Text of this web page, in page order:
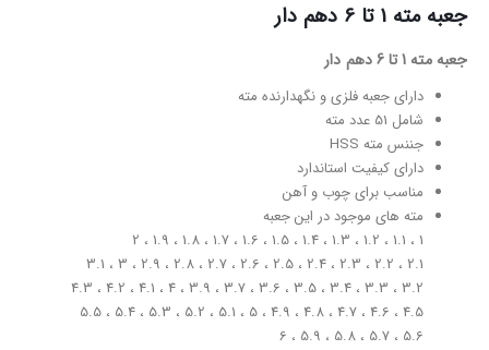
جعبه مته 1 تا 6 دهم دار
جعبه مته 1 تا 6 دهم دار
دارای جعبه فلزی و نگهدارنده مته
شامل 51 عدد مته
جننس مته HSS
دارای کیفیت استاندارد
مناسب برای چوب و آهن
مته های موجود در این جعبه
1 ، 1.1 ، 1.2 ، 1.3 ، 1.4 ، 1.5 ، 1.6 ، 1.7 ، 1.8 ، 1.9 ، 2
2.1 ، 2.2 ، 2.3 ، 2.4 ، 2.5 ، 2.6 ، 2.7 ، 2.8 ، 2.9 ، 3 ، 3.1
3.2 ، 3.3 ، 3.4 ، 3.5 ، 3.6 ، 3.7 ، 3.9 ، 4 ، 4.1 ، 4.2 ، 4.3
4.5 ، 4.6 ، 4.7 ، 4.8 ، 4.9 ، 5 ، 5.1 ، 5.2 ، 5.3 ، 5.4 ، 5.5
5.6 ، 5.7 ، 5.8 ، 5.9 ، 6